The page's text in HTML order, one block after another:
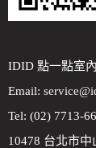
IDID 點一點室
Email:
Tel: (02) 7713-
10478 台北市中